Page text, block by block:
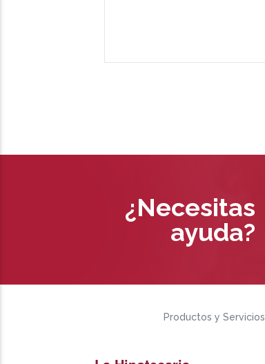
¿Necesitas
ayuda?
Productos y Servicios